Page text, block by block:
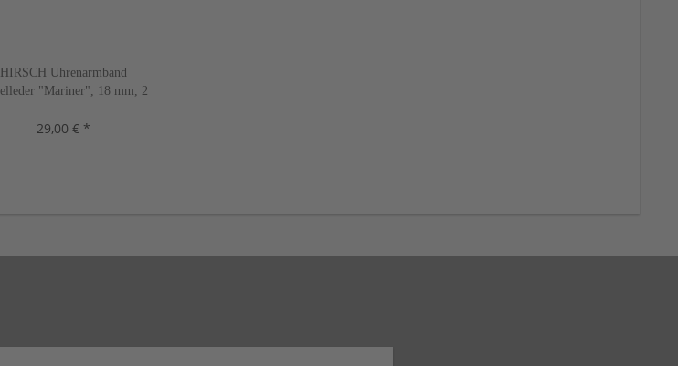
HIRSCH Uhrenarmband
"Mariner", 18 mm, 2
29,00 € *